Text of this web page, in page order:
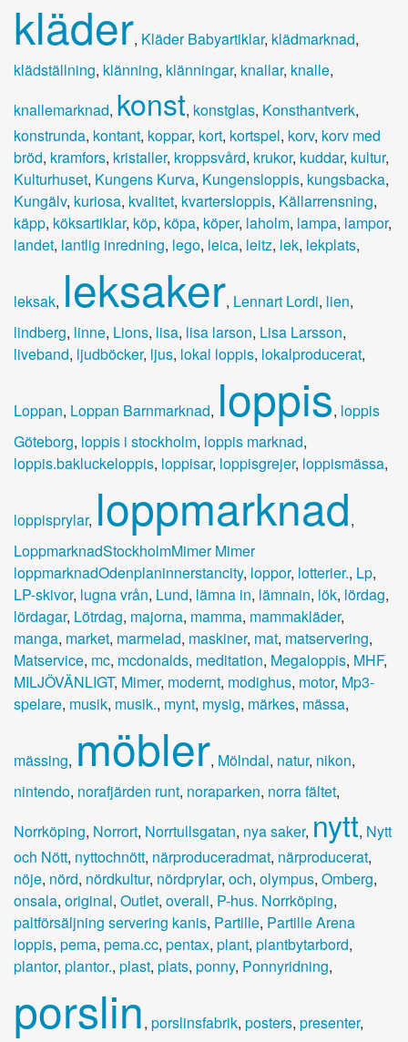
kläder, Kläder Babyartiklar, klädmarknad,
klädställning, klänning, klänningar, knallar, knalle,
knallemarknad, konst, konstglas, Konsthantverk,
konstrunda, kontant, koppar, kort, kortspel, korv, korv med
bröd, kramfors, kristaller, kroppsvård, krukor, kuddar, kultur,
Kulturhuset, Kungens Kurva, Kungensloppis, kungsbacka,
Kungälv, kuriosa, kvalitet, kvartersloppis, Källarrensning,
käpp, köksartiklar, köp, köpa, köper, laholm, lampa, lampor,
landet, lantlig inredning, lego, leica, leitz, lek, lekplats,
leksak, leksaker, Lennart Lordi, lien,
lindberg, linne, Lions, lisa, lisa larson, Lisa Larsson,
liveband, ljudböcker, ljus, lokal loppis, lokalproducerat,
Loppan, Loppan Barnmarknad, loppis, loppis
Göteborg, loppis i stockholm, loppis marknad,
loppis.bakluckeloppis, loppisar, loppisgrejer, loppismässa,
loppisprylar, loppmarknad,
LoppmarknadStockholmMimer Mimer
loppmarknadOdenplaninnerstancity, loppor, lotterier., Lp,
LP-skivor, lugna vrån, Lund, lämna in, lämnain, lök, lördag,
lördagar, Lötrdag, majorna, mamma, mammakläder,
manga, market, marmelad, maskiner, mat, matservering,
Matservice, mc, mcdonalds, meditation, Megaloppis, MHF,
MILJÖVÄNLIGT, Mimer, modernt, modighus, motor, Mp3-
spelare, musik, musik., mynt, mysig, märkes, mässa,
mässing, möbler, Mölndal, natur, nikon,
nintendo, norafjärden runt, noraparken, norra fältet,
Norrköping, Norrort, Norrtullsgatan, nya saker, nytt, Nytt
och Nött, nyttochnött, närproduceradmat, närproducerat,
nöje, nörd, nördkultur, nördprylar, och, olympus, Omberg,
onsala, original, Outlet, overall, P-hus. Norrköping,
paltförsäljning servering kanis, Partille, Partille Arena
loppis, pema, pema.cc, pentax, plant, plantbytarbord,
plantor, plantor., plast, plats, ponny, Ponnyridning,
porslin, porslinsfabrik, posters, presenter,